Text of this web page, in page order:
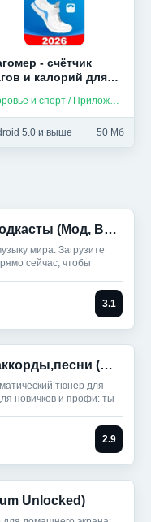
- счётчик
и калорий для
Здоровье и спорт / Приложения на русском
5.0 и выше 50 Мб
Spotify: музыка и подкасты (Мод, Всё разблокировано)
мира. Загрузите
сейчас, чтобы
3.1
GuitarTuna:Тюнер,аккорды,песни (Мод, Premium Unlocked)
тюнер для
новичков и профи: ты
2.9
Unlocked)